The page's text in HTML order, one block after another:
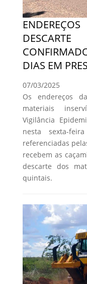
DIAS EM
07/03/2025
Os endereços
materiais
Vigilância
nesta sexta-
referenciadas
recebem as
descarte dos
quintais.